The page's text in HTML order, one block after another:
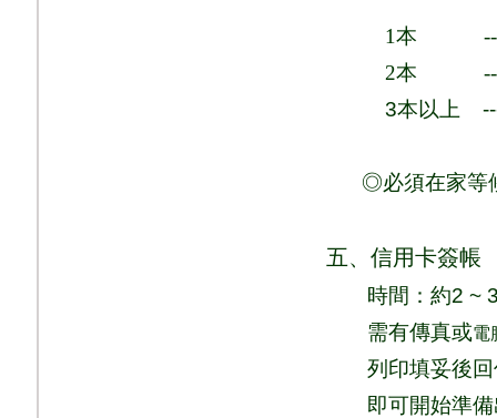
1本
2本
3本以上
◎必須在家等
五、信用卡簽帳
時間： 約2 ~
需有傳真或電
列印填妥後
即可開始準